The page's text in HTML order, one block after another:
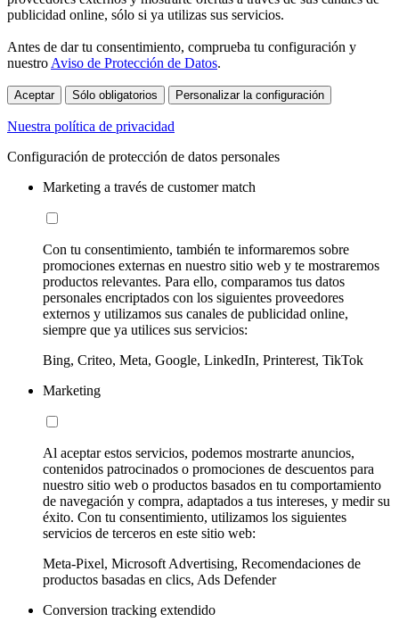
publicidad online, sólo si ya utilizas sus servicios.
Antes de dar tu consentimiento, comprueba tu configuración y
nuestro Aviso de Protección de Datos.
Aceptar Sólo obligatorios Personalizar la configuración
Nuestra política de privacidad
Configuración de protección de datos personales
Marketing a través de customer match
Con tu consentimiento, también te informaremos sobre
promociones externas en nuestro sitio web y te mostraremos
productos relevantes. Para ello, comparamos tus datos
personales encriptados con los siguientes proveedores
externos y utilizamos sus canales de publicidad online,
siempre que ya utilices sus servicios:
Bing, Criteo, Meta, Google, LinkedIn, Printerest, TikTok
Marketing
Al aceptar estos servicios, podemos mostrarte anuncios,
contenidos patrocinados o promociones de descuentos para
nuestro sitio web o productos basados en tu comportamiento
de navegación y compra, adaptados a tus intereses, y medir su
éxito. Con tu consentimiento, utilizamos los siguientes
servicios de terceros en este sitio web:
Meta-Pixel, Microsoft Advertising, Recomendaciones de
productos basadas en clics, Ads Defender
Conversion tracking extendido